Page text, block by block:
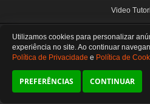
Video
Manuseio do
Fale
SIGA-NOS
do Google
De segunda a sexta das 8:30
SOMOS E-COMMERCE - NÃO
Preferências
Utilizamos cookies para personalizar
experiência no site. Ao continuar
Política de Privacidade e Política de
PREFERÊNCIAS CONTINUAR